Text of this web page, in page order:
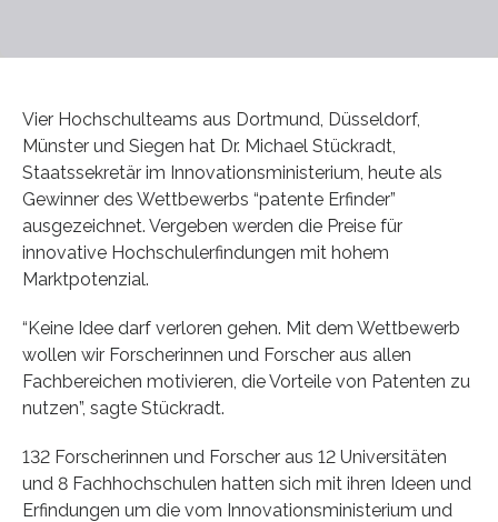
Vier Hochschulteams aus Dortmund, Düsseldorf,
Münster und Siegen hat Dr. Michael Stückradt,
Staatssekretär im Innovationsministerium, heute als
Gewinner des Wettbewerbs “patente Erfinder”
ausgezeichnet. Vergeben werden die Preise für
innovative Hochschulerfindungen mit hohem
Marktpotenzial.
“Keine Idee darf verloren gehen. Mit dem Wettbewerb
wollen wir Forscherinnen und Forscher aus allen
Fachbereichen motivieren, die Vorteile von Patenten zu
nutzen”, sagte Stückradt.
132 Forscherinnen und Forscher aus 12 Universitäten
und 8 Fachhochschulen hatten sich mit ihren Ideen und
Erfindungen um die vom Innovationsministerium und